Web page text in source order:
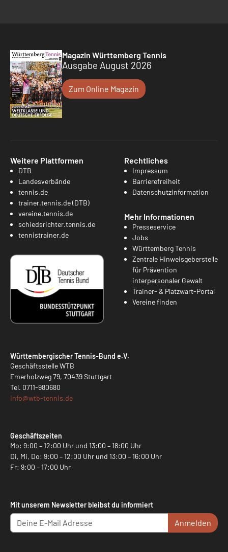
Magazin Württemberg Tennis
Ausgabe August 2026
Zum Online Magazin
Weitere Plattformen
DTB
Landesverbände
tennis.de
trainer.tennis.de (DTB)
vereine.tennis.de
schiedsrichter.tennis.de
tennistrainer.de
Rechtliches
Impressum
Barrierefreiheit
Datenschutzinformation
Mehr Informationen
Presseservice
Jobs
Württemberg Tennis
Zentrale Hinweisgeberstelle
für Prävention
interpersonaler Gewalt
Trainer- & Platzwart-Portal
Vereine finden
Württembergischer Tennis-Bund e.V.
Geschäftsstelle WTB
Emerholzweg 79, 70439 Stuttgart
Tel. 0711-980680
info@wtb-tennis.de
Geschäftszeiten
Mo: 9:00 – 12:00 Uhr und 13:00 – 18:00 Uhr
Di, Mi, Do: 9:00 – 12:00 Uhr und 13:00 – 16:00 Uhr
Fr: 9:00 – 17:00 Uhr
Mit unserem Newsletter bleibst du informiert
Anmelden